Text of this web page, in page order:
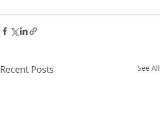
Recent Posts See All